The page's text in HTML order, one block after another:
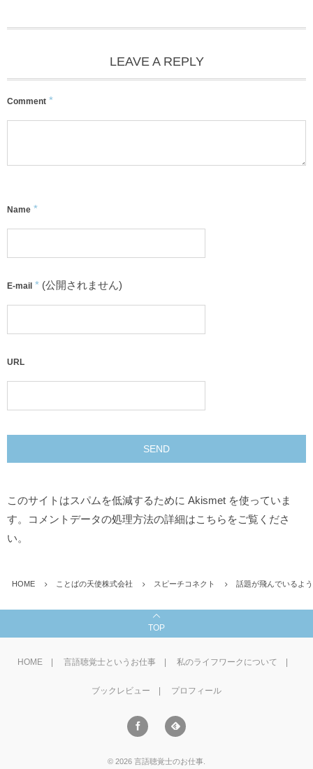
LEAVE A REPLY
Comment *
Name *
E-mail * (公開されません)
URL
このサイトはスパムを低減するために Akismet を使っていま
す。
コメントデータの処理方法の詳細はこちらをご覧くださ
い。
HOME ことばの天使株式会社 スピーチコネクト 話題が飛んでいるよ
TOP
HOME 言語聴覚士というお仕事 私のライフワークについて
ブックレビュー プロフィール
© 2026 言語聴覚士のお仕事